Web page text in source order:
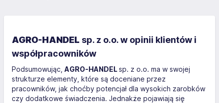
AGRO-HANDEL sp. z o.o. w opinii klientów i
współpracowników
Podsumowując, AGRO-HANDELsp. z o.o. ma w swojej
strukturze elementy, które są doceniane przez
pracowników, jak choćby potencjał dla wysokich zarobków
czy dodatkowe świadczenia. Jednakże pojawiają się